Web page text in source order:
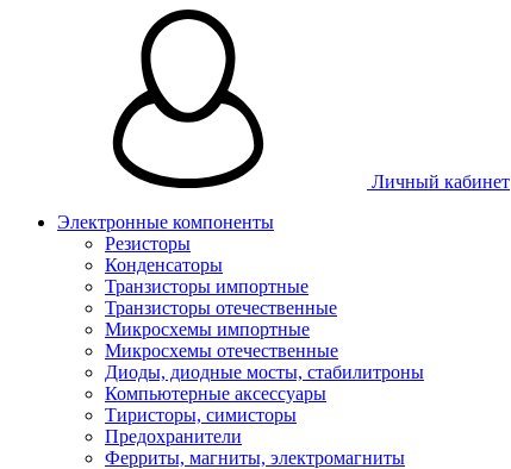
Личный кабинет
Электронные компоненты
Резисторы
Конденсаторы
Транзисторы импортные
Транзисторы отечественные
Микросхемы импортные
Микросхемы отечественные
Диоды, диодные мосты, стабилитроны
Компьютерные аксессуары
Тиристоры, симисторы
Предохранители
Ферриты, магниты, электромагниты